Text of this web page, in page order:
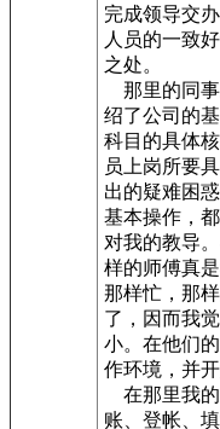
完成领导交
人员的一致
之处。
那里的同事
绍了公司的
科目的具体
员上岗所要
出的疑难困
基本操作，
对我的教导
样的师傅真
那样忙，那
了，因而我
小。在他们
作环境，并
在那里我的
账、登帐、